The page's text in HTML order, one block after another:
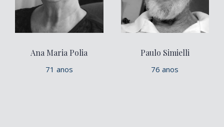
Ana Maria Polia
71 anos
Paulo Simielli
76 anos